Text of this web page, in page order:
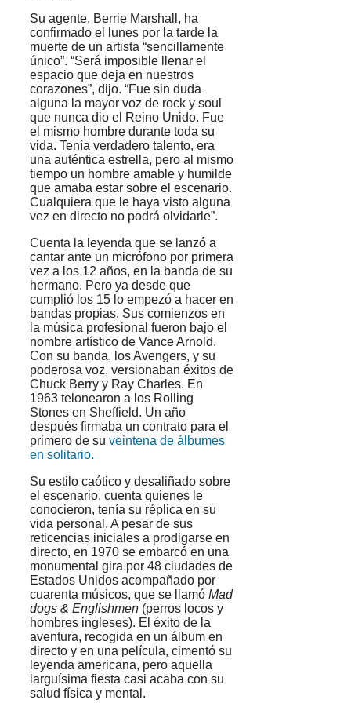
Su agente, Berrie Marshall, ha
confirmado el lunes por la tarde la
muerte de un artista “sencillamente
único”. “Será imposible llenar el
espacio que deja en nuestros
corazones”, dijo. “Fue sin duda
alguna la mayor voz de rock y soul
que nunca dio el Reino Unido. Fue
el mismo hombre durante toda su
vida. Tenía verdadero talento, era
una auténtica estrella, pero al mismo
tiempo un hombre amable y humilde
que amaba estar sobre el escenario.
Cualquiera que le haya visto alguna
vez en directo no podrá olvidarle”.
Cuenta la leyenda que se lanzó a
cantar ante un micrófono por primera
vez a los 12 años, en la banda de su
hermano. Pero ya desde que
cumplió los 15 lo empezó a hacer en
bandas propias. Sus comienzos en
la música profesional fueron bajo el
nombre artístico de Vance Arnold.
Con su banda, los Avengers, y su
poderosa voz, versionaban éxitos de
Chuck Berry y Ray Charles. En
1963 telonearon a los Rolling
Stones en Sheffield. Un año
después firmaba un contrato para el
primero de su veintena de álbumes
en solitario.
Su estilo caótico y desaliñado sobre
el escenario, cuenta quienes le
conocieron, tenía su réplica en su
vida personal. A pesar de sus
reticencias iniciales a prodigarse en
directo, en 1970 se embarcó en una
monumental gira por 48 ciudades de
Estados Unidos acompañado por
cuarenta músicos, que se llamó Mad
dogs & Englishmen (perros locos y
hombres ingleses). El éxito de la
aventura, recogida en un álbum en
directo y en una película, cimentó su
leyenda americana, pero aquella
larguísima fiesta casi acaba con su
salud física y mental.